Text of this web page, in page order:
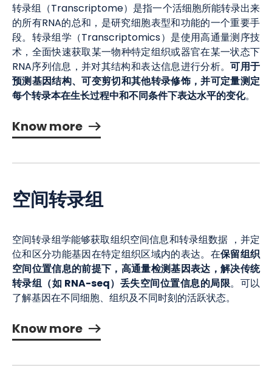
转录组（Transcriptome）是指一个活细胞所能转录出来
的所有RNA的总和，是研究细胞表型和功能的一个重要手
段。转录组学（Transcriptomics）是使用高通量测序技
术，全面快速获取某一物种特定组织或器官在某一状态下
RNA序列信息，并对其结构和表达信息进行分析。可用于
预测基因结构、可变剪切和其他转录修饰，并可定量测定
每个转录本在生长过程中和不同条件下表达水平的变化。
Know more
空间转录组
空间转录组学能够获取组织空间信息和转录组数据 ，并定
位和区分功能基因在特定组织区域内的表达。在保留组织
空间位置信息的前提下，高通量检测基因表达，解决传统
转录组（如 RNA-seq）丢失空间位置信息的局限。可以
了解基因在不同细胞、组织及不同时刻的活跃状态。
Know more